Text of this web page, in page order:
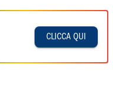
CLICCA QUI